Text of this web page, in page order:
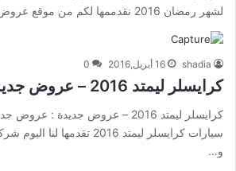
لشهر رمضان 2016 نقدممها لكم من موقع عروض اليوم و التي…
shadia 16 أبريل,2016 0
كرايسلر ليمتد 2016 – عروض جديدة
كرايسلر ليمتد 2016 – عروض جديدة :
سيارات كرايسلر ليمتد 2016
و…